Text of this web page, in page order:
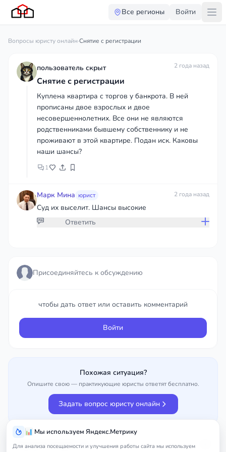
Все регионы Войти
📊 Мы используем Яндекс.Метрику
Для анализа посещаемости и улучшения работы сайта мы используем
Вопросы юристу онлайн·Снятие с регистрации
пользователь скрыт 2 года назад
Снятие с регистрации
Куплена квартира с торгов у банкрота. В ней
прописаны двое взрослых и двое
несовершеннолетних. Все они не являются
родственниками бывшему собственнику и не
проживают в этой квартире. Подан иск. Каковы
наши шансы?
1
Марк Мина юрист 2 года назад
Суд их выселит. Шансы высокие
Ответить
Войти
Присоединяйтесь к обсуждению
чтобы дать ответ или оставить комментарий
Войти
Похожая ситуация?
Опишите свою — практикующие юристы ответят бесплатно.
Задать вопрос юристу онлайн
Улучшить вопрос 0%